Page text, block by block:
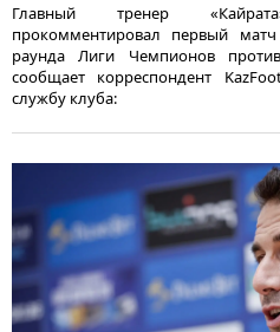
Главный тренер
прокомментировал первый матч
раунда Лиги Чемпионов
сообщает корреспондент
службу клуба: